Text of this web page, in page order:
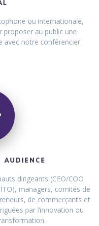
ou internationale,
proposer au public une
avec notre conférencier.
AUDIENCE
dirigeants (CEO/COO
managers, comités de
de commerçants et
par l’innovation ou